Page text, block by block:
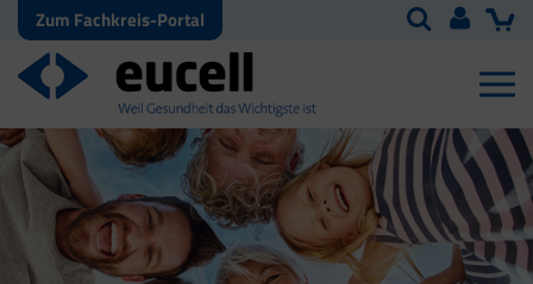
Zum Fachkreis-Portal